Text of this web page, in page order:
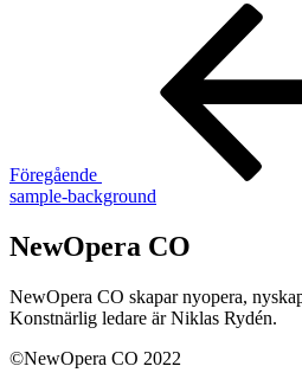
Inläggsnavigering
Föregående
sample-background
NewOpera CO
NewOpera CO skapar nyopera,
Konstnärlig ledare är Niklas Rydén.
©NewOpera CO 2022